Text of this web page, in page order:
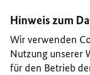
II
III
IV
V
Hinweis zum
Wir verwenden
Nutzung unserer
für den Betrieb